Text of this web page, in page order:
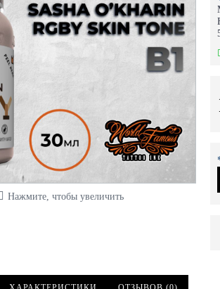
Нажмите, чтобы увеличить